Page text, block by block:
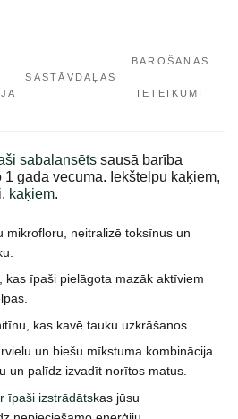
SASTĀVDAĻAS
BAROŠANAS
IETEIKUMI
sabalansēts sausā barība
gada vecuma. Iekštelpu kaķiem,
kaķiem.
mikrofloru, neitralizē toksīnus un
kas īpaši pielāgota mazāk aktīviem
kas kavē tauku uzkrāšanos.
un biešu mīkstuma kombinācija
un palīdz izvadīt norītos matus.
īpaši izstrādātskas jūsu